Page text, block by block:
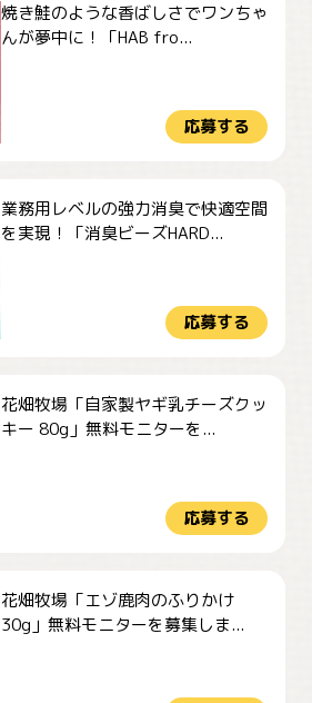
焼き鮭のような香ばしさでワンちゃ
んが夢中に！「HAB fro...
応募する
業務用レベルの強力消臭で快適空間
を実現！「消臭ビーズHARD...
応募する
花畑牧場「自家製ヤギ乳チーズクッ
キー 80g」無料モニターを...
応募する
花畑牧場「エゾ鹿肉のふりかけ
30g」無料モニターを募集しま...